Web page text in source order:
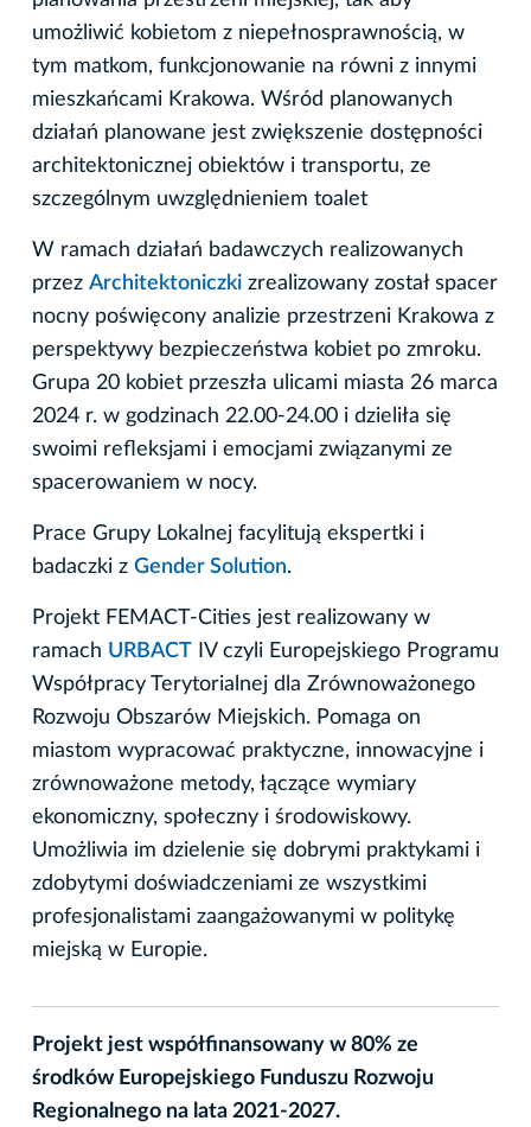
umożliwić kobietom z niepełnosprawnością, w
tym matkom, funkcjonowanie na równi z innymi
mieszkańcami Krakowa. Wśród planowanych
działań planowane jest zwiększenie dostępności
architektonicznej obiektów i transportu, ze
szczególnym uwzględnieniem toalet
W ramach działań badawczych realizowanych
przez Architektoniczki zrealizowany został spacer
nocny poświęcony analizie przestrzeni Krakowa z
perspektywy bezpieczeństwa kobiet po zmroku.
Grupa 20 kobiet przeszła ulicami miasta 26 marca
2024 r. w godzinach 22.00-24.00 i dzieliła się
swoimi refleksjami i emocjami związanymi ze
spacerowaniem w nocy.
Prace Grupy Lokalnej facylitują ekspertki i
badaczki z Gender Solution.
Projekt FEMACT-Cities jest realizowany w
ramach URBACT IV czyli Europejskiego Programu
Współpracy Terytorialnej dla Zrównoważonego
Rozwoju Obszarów Miejskich. Pomaga on
miastom wypracować praktyczne, innowacyjne i
zrównoważone metody, łączące wymiary
ekonomiczny, społeczny i środowiskowy.
Umożliwia im dzielenie się dobrymi praktykami i
zdobytymi doświadczeniami ze wszystkimi
profesjonalistami zaangażowanymi w politykę
miejską w Europie.
Projekt jest współfinansowany w 80% ze
środków Europejskiego Funduszu Rozwoju
Regionalnego na lata 2021-2027.